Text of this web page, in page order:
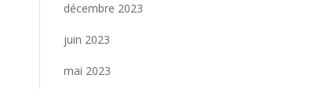
décembre 2023
juin 2023
mai 2023